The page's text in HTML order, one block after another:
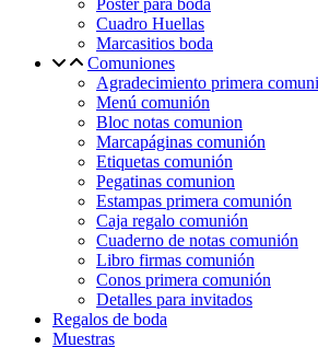
Póster para boda
Cuadro Huellas
Marcasitios boda
Comuniones
Agradecimiento primera
Menú comunión
Bloc notas comunion
Marcapáginas comunión
Etiquetas comunión
Pegatinas comunion
Estampas primera comunión
Caja regalo comunión
Cuaderno de notas comunión
Libro firmas comunión
Conos primera comunión
Detalles para invitados
Regalos de boda
Muestras